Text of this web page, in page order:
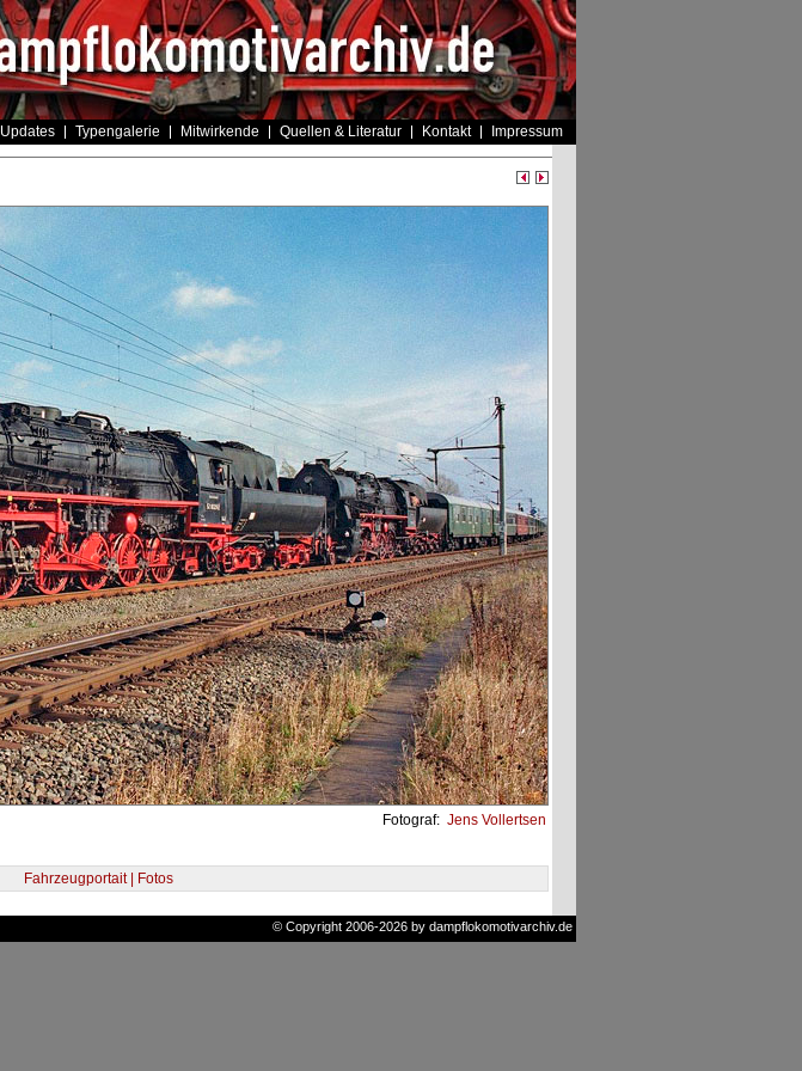
Updates Typengalerie Mitwirkende Quellen & Literatur Kontakt Impressum
Fotograf: Jens Vollertsen
Fahrzeugportait | Fotos
© Copyright 2006-2026 by dampflokomotivarchiv.de